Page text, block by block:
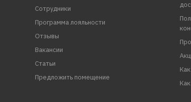
Сотрудники
Программа лояльности
Отзывы
Вакансии
Статьи
Предложить помещение